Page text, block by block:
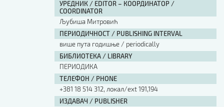
УРЕДНИК / EDITOR – КООРДИНАТОР /
COORDINATOR
Љубиша Митровић
ПЕРИОДИЧНОСТ / PUBLISHING INTERVAL
више пута годишње / periodically
БИБЛИОТЕКА / LIBRARY
ПЕРИОДИКА
ТЕЛЕФОН / PHONE
+381 18 514 312, локал/ext 191,194
ИЗДАВАЧ / PUBLISHER